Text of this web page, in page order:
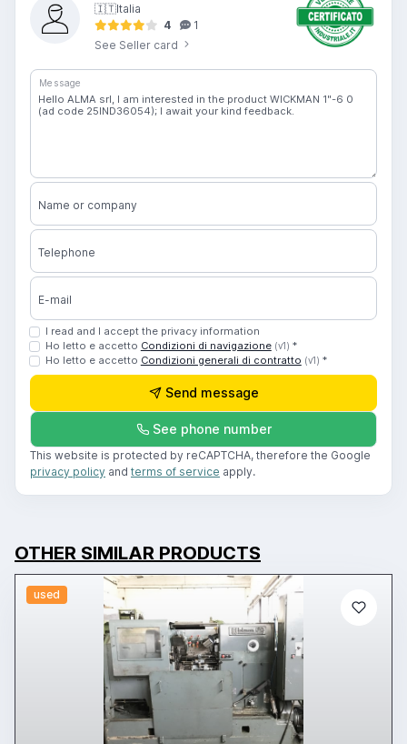
🇮🇹Italia
4
1
See Seller card
Message
Name or company
Telephone
E-mail
I read and I accept the privacy information
Ho letto e accetto Condizioni di navigazione (v1) *
Ho letto e accetto Condizioni generali di contratto (v1) *
Send message
See phone number
This website is protected by reCAPTCHA, therefore the Google
privacy policy and terms of service apply.
OTHER SIMILAR PRODUCTS
used